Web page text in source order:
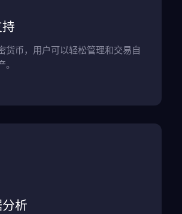
货币，用户可以轻松管理和交易自
析